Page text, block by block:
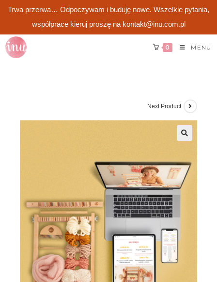
Trwa przerwa… Odpoczywam i buduję nowe. Wszelkie pytania,
współprace kieruj proszę na kontakt@inu.com.pl
Skip
0 MENU
Next Product